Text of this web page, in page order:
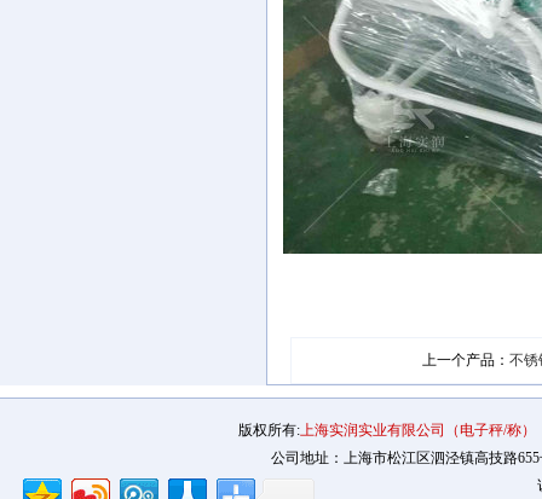
上一个产品： 不锈
版权所有:上海实润实业有限公司（电子秤/称）
公司地址：上海市松江区泗泾镇高技路655